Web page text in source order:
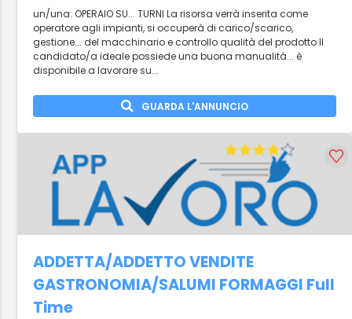
un/una: OPERAIO SU... TURNI La risorsa verrà inserita come
operatore agli impianti, si occuperà di carico/scarico,
gestione... del macchinario e controllo qualità del prodotto Il
candidato/a ideale possiede una buona manualità... è
disponibile a lavorare su...
GUARDA L'ANNUNCIO
ADDETTA/ADDETTO VENDITE
GASTRONOMIA/SALUMI FORMAGGI Full
Time